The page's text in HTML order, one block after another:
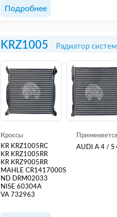
Подробнее
KRZ1005 Радиатор
Кроссы
KR KRZ1005RC
KR KRZ1005RR
KR KRZ9005RR
MAHLE CR1417000S
ND DRM02033
NISE 60304A
VA 732963
AUDI A 4 / S